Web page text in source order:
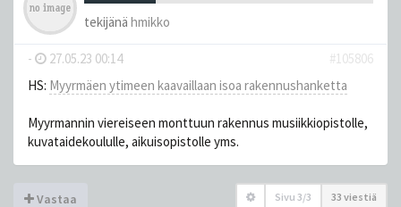
tekijänä hmikko
- 27.05.23 00:14
#105806
HS: Myyrmäen ytimeen kaavaillaan isoa rakennus­hanketta
Myyrmannin viereiseen monttuun rakennus musiikkiopistolle,
kuvataidekoululle, aikuisopistolle yms.
Vastaa Sivu 3/3 33 viestiä